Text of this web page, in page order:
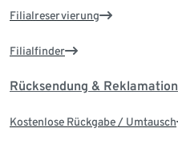
Filialreservierung
Filialfinder
Rücksendung & Reklamation
Kostenlose Rückgabe / Umtausch